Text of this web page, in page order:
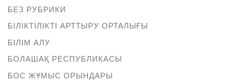
БЕЗ РУБРИКИ
БІЛІКТІЛІКТІ АРТТЫРУ ОРТАЛЫҒЫ
БІЛІМ АЛУ
БОЛАШАҚ РЕСПУБЛИКАСЫ
БОС ЖҰМЫС ОРЫНДАРЫ